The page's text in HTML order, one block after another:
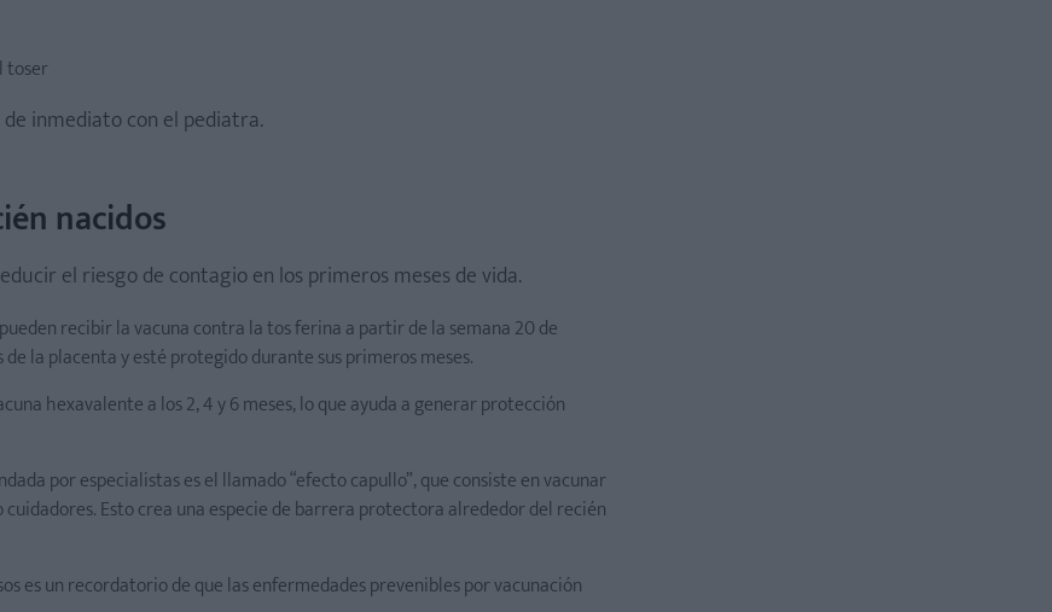
toser
inmediato con el pediatra.
nacidos
el riesgo de contagio en los primeros meses de vida.
recibir la vacuna contra la tos ferina a partir de la semana 20 de
la placenta y esté protegido durante sus primeros meses.
hexavalente a los 2, 4 y 6 meses, lo que ayuda a generar protección
por especialistas es el llamado “efecto capullo”, que consiste en vacunar
cuidadores. Esto crea una especie de barrera protectora alrededor del recién
es un recordatorio de que las enfermedades prevenibles por vacunación